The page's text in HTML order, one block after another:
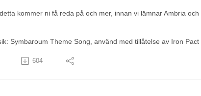
kommer ni få reda på och mer, innan vi lämnar Ambria och
Symbaroum Theme Song, använd med tillåtelse av Iron Pact
604